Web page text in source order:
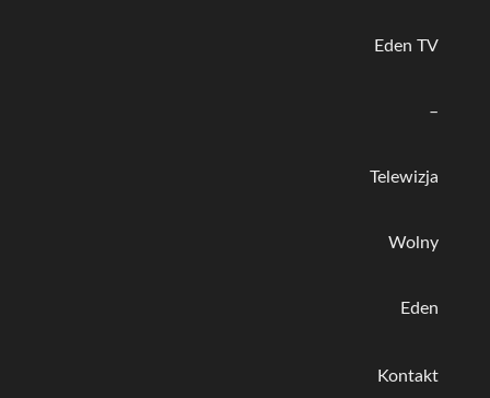
Eden TV
–
Telewizja
Wolny
Eden
Kontakt